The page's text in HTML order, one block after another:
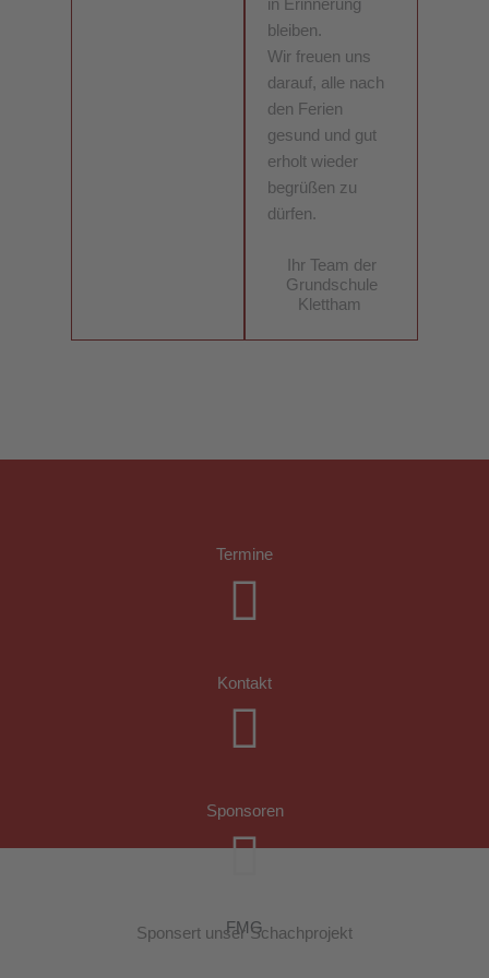
in Erinnerung
bleiben.
Wir freuen uns
darauf, alle nach
den Ferien
gesund und gut
erholt wieder
begrüßen zu
dürfen.
Ihr Team der
Grundschule
Klettham
Termine
Kontakt
Sponsoren
FMG
Sponsert unser Schachprojekt